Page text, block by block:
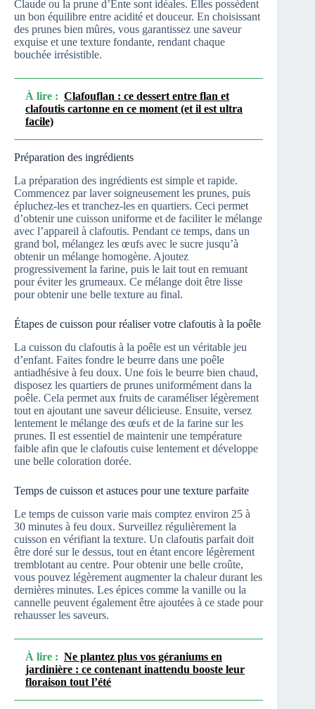
Claude ou la prune d’Ente sont idéales. Elles possèdent
un bon équilibre entre acidité et douceur. En choisissant
des prunes bien mûres, vous garantissez une saveur
exquise et une texture fondante, rendant chaque
bouchée irrésistible.
À lire : Clafouflan : ce dessert entre flan et
clafoutis cartonne en ce moment (et il est ultra
facile)
Préparation des ingrédients
La préparation des ingrédients est simple et rapide.
Commencez par laver soigneusement les prunes, puis
épluchez-les et tranchez-les en quartiers. Ceci permet
d’obtenir une cuisson uniforme et de faciliter le mélange
avec l’appareil à clafoutis. Pendant ce temps, dans un
grand bol, mélangez les œufs avec le sucre jusqu’à
obtenir un mélange homogène. Ajoutez
progressivement la farine, puis le lait tout en remuant
pour éviter les grumeaux. Ce mélange doit être lisse
pour obtenir une belle texture au final.
Étapes de cuisson pour réaliser votre clafoutis à la poêle
La cuisson du clafoutis à la poêle est un véritable jeu
d’enfant. Faites fondre le beurre dans une poêle
antiadhésive à feu doux. Une fois le beurre bien chaud,
disposez les quartiers de prunes uniformément dans la
poêle. Cela permet aux fruits de caraméliser légèrement
tout en ajoutant une saveur délicieuse. Ensuite, versez
lentement le mélange des œufs et de la farine sur les
prunes. Il est essentiel de maintenir une température
faible afin que le clafoutis cuise lentement et développe
une belle coloration dorée.
Temps de cuisson et astuces pour une texture parfaite
Le temps de cuisson varie mais comptez environ 25 à
30 minutes à feu doux. Surveillez régulièrement la
cuisson en vérifiant la texture. Un clafoutis parfait doit
être doré sur le dessus, tout en étant encore légèrement
tremblotant au centre. Pour obtenir une belle croûte,
vous pouvez légèrement augmenter la chaleur durant les
dernières minutes. Les épices comme la vanille ou la
cannelle peuvent également être ajoutées à ce stade pour
rehausser les saveurs.
À lire : Ne plantez plus vos géraniums en
jardinière : ce contenant inattendu booste leur
floraison tout l’été